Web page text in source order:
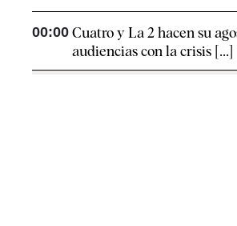
00:00 Cuatro y La 2 hacen su
audiencias con la crisis [...]